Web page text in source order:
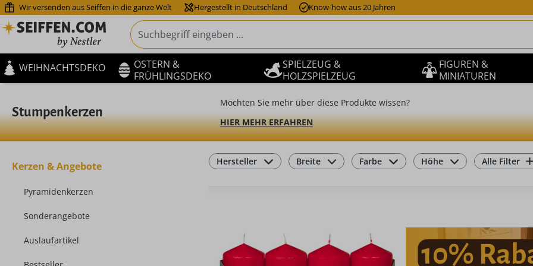
Hauptinhalt springen
Zur Suche springen
Zur Hauptnavigation springen
Wir versenden aus Seiffen in die ganze Welt Hergestellt in Deutschland Know-how aus 20 Jahren
WEIHNACHTSDEKO
OSTERN &
FRÜHLINGSDEKO
SPIELZEUG &
HOLZSPIELZEUG
FIGUREN &
MINIATUREN
Stumpenkerzen
Möchten Sie mehr über diese Produkte wissen?
HIER MEHR ERFAHREN
Kerzen & Angebote
Pyramidenkerzen
Sonderangebote
Auslaufartikel
Hersteller Breite Farbe Höhe Alle Filter